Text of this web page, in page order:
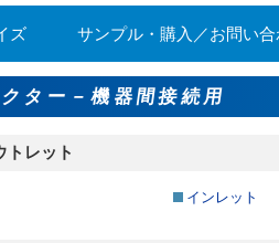
ズ サンプル・購入／お問い
ター－機器間接続用
トレット
インレット